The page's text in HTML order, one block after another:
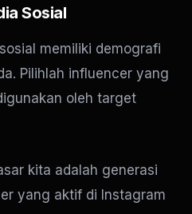
Sosial
memiliki demografi
Pilihlah influencer yang
oleh target
kita adalah generasi
yang aktif di Instagram